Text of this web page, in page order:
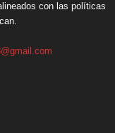
con las políticas